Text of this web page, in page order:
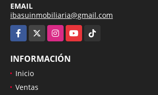
EMAIL
ibasuinmobiliaria@gmail.com
Facebook
InstagramYouTubeTikTok
INFORMACIÓN
Inicio
Ventas